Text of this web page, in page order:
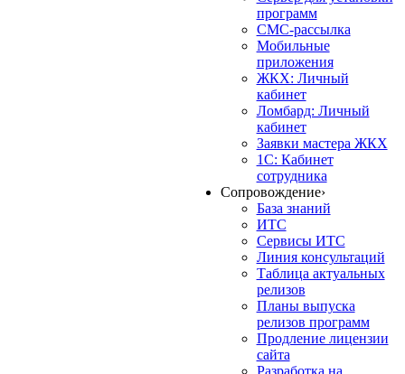
программ
СМС-рассылка
Мобильные
приложения
ЖКХ: Личный
кабинет
Ломбард: Личный
кабинет
Заявки мастера ЖКХ
1С: Кабинет
сотрудника
Сопровождение›
База знаний
ИТС
Сервисы ИТС
Линия консультаций
Таблица актуальных
релизов
Планы выпуска
релизов программ
Продление лицензии
сайта
Разработка на